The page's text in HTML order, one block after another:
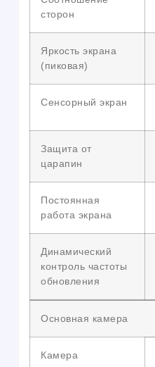
сторон
Яркость экрана
(пиковая)
Сенсорный экран
Защита от
царапин
Постоянная
работа экрана
Динамический
контроль частоты
обновления
Основная камера
Камера